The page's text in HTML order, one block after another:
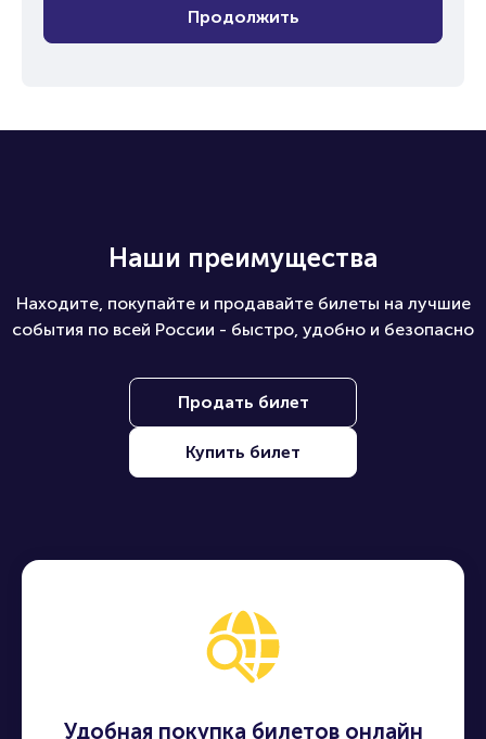
Продолжить
Наши преимущества
Находите, покупайте и продавайте билеты на лучшие
события по всей России - быстро, удобно и безопасно
Продать билет
Купить билет
Удобная покупка билетов онлайн